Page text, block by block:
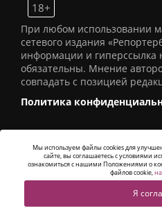
18+
При любом использовании
сетевого издания
информации и гиперссылка
обязательны. Мнение
совпадать с позицией
Политика
© 2016СИ «Репортер64».
Alatis Studio
Мы используем файлы cookies для
сайте, вы соглашаетесь с условиями
ознакомиться с нашими Положениями о
файлов cookie,
Я